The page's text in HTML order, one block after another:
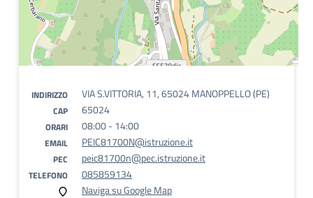
INDIRIZZO VIA S.VITTORIA, 11, 65024 MANOPPELLO (PE)
CAP 65024
ORARI 08:00 - 14:00
EMAIL PEIC81700N@istruzione.it
PEC peic81700n@pec.istruzione.it
TELEFONO
085859134
Naviga su Google Map